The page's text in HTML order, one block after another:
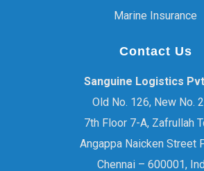
Marine Insurance
Contact Us
Sanguine Logistics
Old No. 126, New No.
7th Floor 7-A, Zafrullah
Angappa Naicken Street
Chennai – 600001,